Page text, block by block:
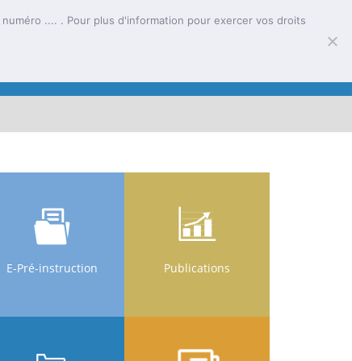
E-Pré-instruction
Publications
.... . Pour plus d'information pour exercer vos droits